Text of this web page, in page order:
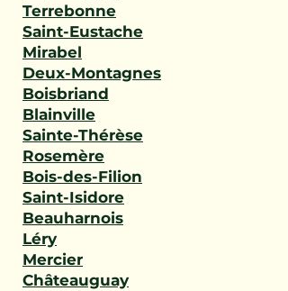
Terrebonne
Saint-Eustache
Mirabel
Deux-Montagnes
Boisbriand
Blainville
Sainte-Thérèse
Rosemère
Bois-des-Filion
Saint-Isidore
Beauharnois
Léry
Mercier
Châteauguay